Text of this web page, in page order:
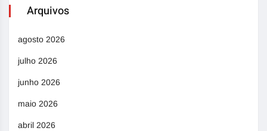
Arquivos
agosto 2026
julho 2026
junho 2026
maio 2026
abril 2026